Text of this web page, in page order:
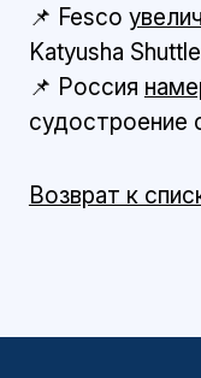
📌 Fesco
Katyusha
📌 Россия
судостроение
Возврат к